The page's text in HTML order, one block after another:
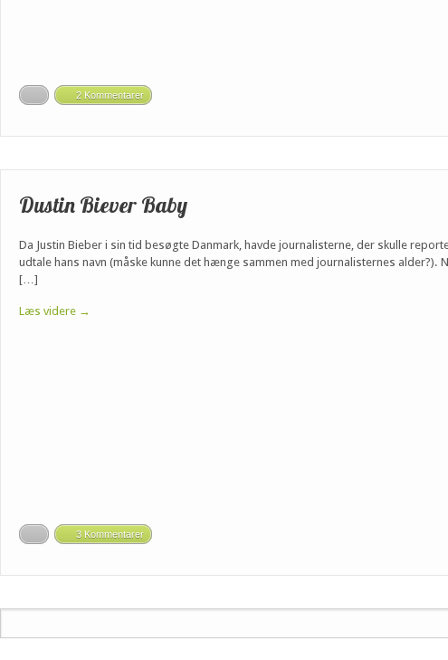
2 Kommentarer
Dustin Biever Baby
Da Justin Bieber i sin tid besøgte Danmark, havde journalisterne, der skulle
udtale hans navn (måske kunne det hænge sammen med journalisternes
[…]
Læs videre →
3 Kommentarer